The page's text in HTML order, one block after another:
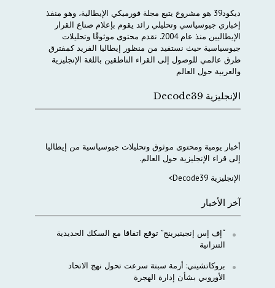
ديكود39 هو مشروع يتبع مجلة فورميكي الإيطالية، وهو منفذ
إخباري جيوسياسي وتحليلي رائد يقوم بإعلام صناع القرار
الإيطاليين منذ عام 2004. نقدم محتوى موثوقًا وتحليلات
جيوسياسية حيث نستفيد من منظور إيطاليا الفريد كمفترق
طرق عالمي للوصول إلى القراء الناطقين باللغة الإنجليزية
والعربية حول العالم
الإنجليزية Decode39
أخبار يومية ومحتوى موثوق وتحليلات جيوسياسية من إيطاليا
إلى قراء الإنجليزية حول العالم.
الإنجليزية Decode39>
آخر الأخبار
“إف إس إنجينيرينج” توقع اتفاقا مع السكك الحديدية
التنزانية
بروكاتشيني: أزمة سبتة سرعت تحول نهج الاتحاد
الأوروبي بشأن إدارة الهجرة